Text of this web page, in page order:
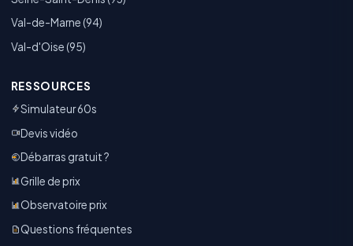
Val-de-Marne (94)
Val-d'Oise (95)
RESSOURCES
Simulateur 60s
Devis vidéo
Débarras gratuit ?
Grille de prix
Observatoire prix
Questions fréquentes